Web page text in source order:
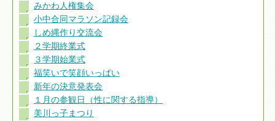
みかわ人権集会
小中合同マラソン記録会
しめ縄作り交流会
２学期終業式
３学期始業式
福笑いで笑顔いっぱい
新年の決意発表会
１月の参観日（性に関する指導）
美川っ子まつり